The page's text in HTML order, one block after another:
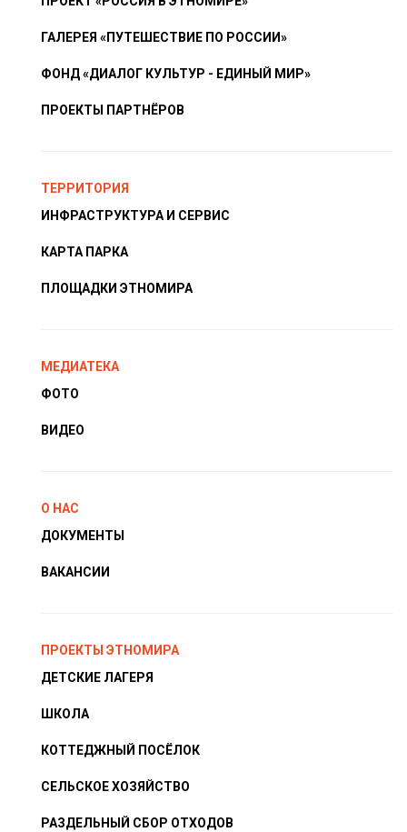
ГАЛЕРЕЯ «ПУТЕШЕСТВИЕ ПО РОССИИ»
ФОНД «ДИАЛОГ КУЛЬТУР - ЕДИНЫЙ МИР»
ПРОЕКТЫ ПАРТНЁРОВ
ТЕРРИТОРИЯ
ИНФРАСТРУКТУРА И СЕРВИС
КАРТА ПАРКА
ПЛОЩАДКИ ЭТНОМИРА
МЕДИАТЕКА
ФОТО
ВИДЕО
О НАС
ДОКУМЕНТЫ
ВАКАНСИИ
ПРОЕКТЫ ЭТНОМИРА
ДЕТСКИЕ ЛАГЕРЯ
ШКОЛА
КОТТЕДЖНЫЙ ПОСЁЛОК
СЕЛЬСКОЕ ХОЗЯЙСТВО
РАЗДЕЛЬНЫЙ СБОР ОТХОДОВ